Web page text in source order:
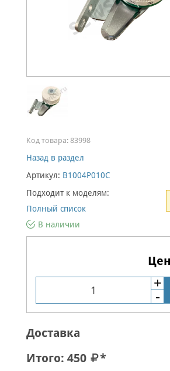
Код товара: 83998
Назад в раздел
Артикул: B1004P010C
Подходит к моделям:
Полный список
В наличии
Доставка
Итого: 450 *